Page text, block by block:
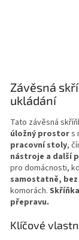
Závěsná
ukládání
Tato závěsná
úložný prostors
pracovní stoly,
nástroje a další
pro domácnosti,
samostatně,
komorách.
přepravu.
Klíčové